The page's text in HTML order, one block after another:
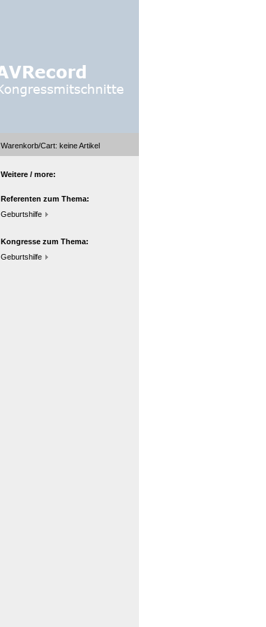
Warenkorb/Cart: keineArtikel
Weitere / more:
Referenten zum Thema:
Geburtshilfe
Kongresse zum Thema:
Geburtshilfe